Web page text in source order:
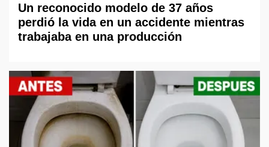
Un reconocido modelo de 37 años
perdió la vida en un accidente mientras
trabajaba en una producción